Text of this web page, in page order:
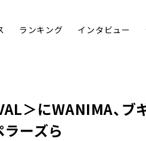
ランキング インタビュー
＞にWANIMA、ブ
ラーズら